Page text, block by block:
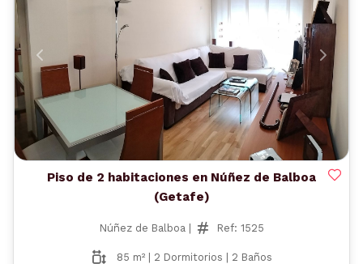
Anterior
Piso de 2 habitaciones en Núñez de Balboa
(Getafe)
Núñez de Balboa | Ref: 1525
85 m² | 2 Dormitorios | 2 Baños